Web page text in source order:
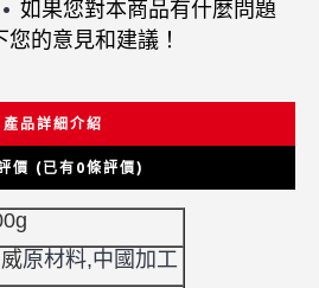
• 如果您對本商品有什麼問題
的意見和建議！
產品詳細介紹
價 (已有0條評價)
原材料,中國加工